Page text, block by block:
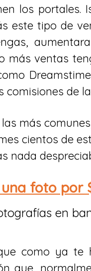
los portales.
este tipo de
más ventas
de
más
cientos de
nada
foto por
en
como ya te
que,